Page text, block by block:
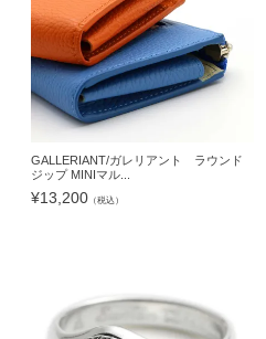
GALLERIANT/ガレリアント ラウンド
ジップ MINIマル...
¥13,200 （税込）